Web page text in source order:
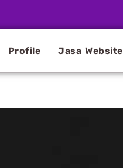
Profile Jasa Website